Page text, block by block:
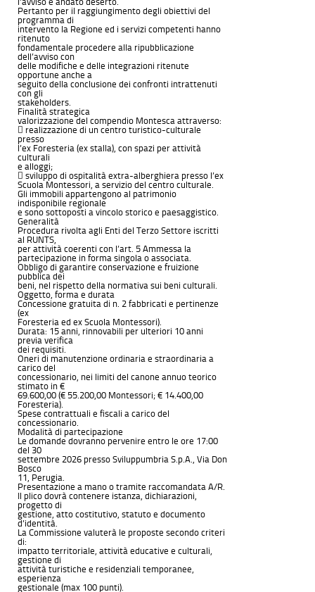
Pertanto per il raggiungimento degli obiettivi del
programma di
intervento la Regione ed i servizi competenti hanno
ritenuto
fondamentale procedere alla ripubblicazione
dell’avviso con
delle modifiche e delle integrazioni ritenute
opportune anche a
seguito della conclusione dei confronti intrattenuti
con gli
stakeholders.
Finalità strategica
valorizzazione del compendio Montesca attraverso:
 realizzazione di un centro turistico-culturale
presso
l’ex Foresteria (ex stalla), con spazi per attività
culturali
e alloggi;
 sviluppo di ospitalità extra-alberghiera presso l’ex
Scuola Montessori, a servizio del centro culturale.
Gli immobili appartengono al patrimonio
indisponibile regionale
e sono sottoposti a vincolo storico e paesaggistico.
Generalità
Procedura rivolta agli Enti del Terzo Settore iscritti
al RUNTS,
per attività coerenti con l’art. 5 Ammessa la
partecipazione in forma singola o associata.
Obbligo di garantire conservazione e fruizione
pubblica dei
beni, nel rispetto della normativa sui beni culturali.
Oggetto, forma e durata
Concessione gratuita di n. 2 fabbricati e pertinenze
(ex
Foresteria ed ex Scuola Montessori).
Durata: 15 anni, rinnovabili per ulteriori 10 anni
previa verifica
dei requisiti.
Oneri di manutenzione ordinaria e straordinaria a
carico del
concessionario, nei limiti del canone annuo teorico
stimato in €
69.600,00 (€ 55.200,00 Montessori; € 14.400,00
Foresteria).
Spese contrattuali e fiscali a carico del
concessionario.
Modalità di partecipazione
Le domande dovranno pervenire entro le ore 17:00
del 30
settembre 2026 presso Sviluppumbria S.p.A., Via Don
Bosco
11, Perugia.
Presentazione a mano o tramite raccomandata A/R.
Il plico dovrà contenere istanza, dichiarazioni,
progetto di
gestione, atto costitutivo, statuto e documento
d’identità.
La Commissione valuterà le proposte secondo criteri
di:
impatto territoriale, attività educative e culturali,
gestione di
attività turistiche e residenziali temporanee,
esperienza
gestionale (max 100 punti).